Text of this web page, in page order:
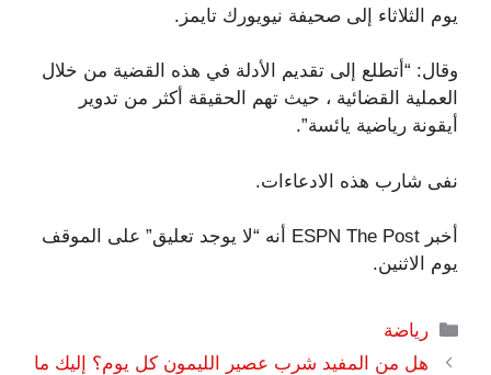
يوم الثلاثاء إلى صحيفة نيويورك تايمز.
وقال: “أتطلع إلى تقديم الأدلة في هذه القضية من خلال
العملية القضائية ، حيث تهم الحقيقة أكثر من تدوير
أيقونة رياضية يائسة”.
نفى شارب هذه الادعاءات.
أخبر ESPN The Post أنه “لا يوجد تعليق” على الموقف
يوم الاثنين.
التصنيفات
رياضة
هل من المفيد شرب عصير الليمون كل يوم؟ إليك ما